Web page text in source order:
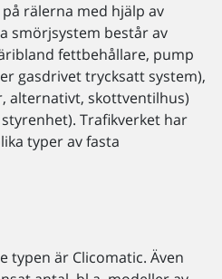
rälerna med hjälp av
smörjsystem består av
fettbehållare, pump
gasdrivet trycksatt system),
alternativt, skottventilhus)
Trafikverket har
typer av fasta
typen är Clicomatic. Även